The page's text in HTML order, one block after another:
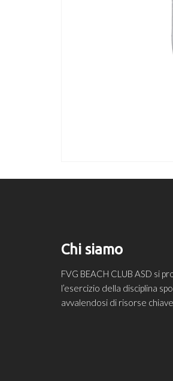
Chi siamo
FVG BEACH CLUB ASD si
l’esercizio della disciplina
avvalendosi di risorse